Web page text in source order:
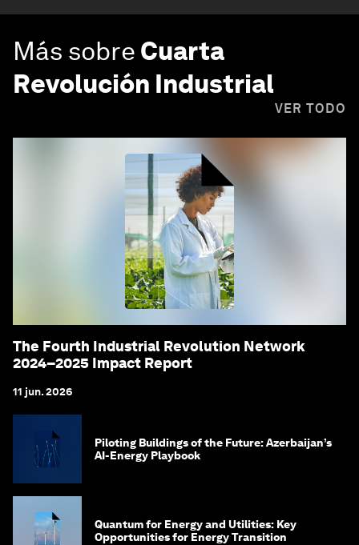
Más sobre Cuarta
Revolución Industrial
VER TODO
The Fourth Industrial Revolution Network
2024–2025 Impact Report
11 jun. 2026
Piloting Buildings of the Future: Azerbaijan’s
AI-Energy Playbook
Quantum for Energy and Utilities: Key
Opportunities for Energy Transition